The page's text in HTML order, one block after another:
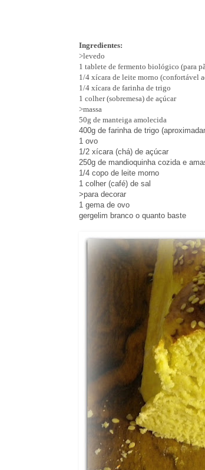
Ingredientes:
>levedo
1 tablete de fermento biológico (para
1/4 xícara de leite morno (confortável
1/4 xícara de farinha de trigo
1 colher (sobremesa) de açúcar
>massa
50g de manteiga amolecida
400g de farinha de trigo
1 ovo
1/2 xícara (chá) de açúcar
250g de mandioquinha cozida e
1/4 copo de leite morno
1 colher (café) de sal
>para decorar
1 gema de ovo
gergelim branco o quanto baste